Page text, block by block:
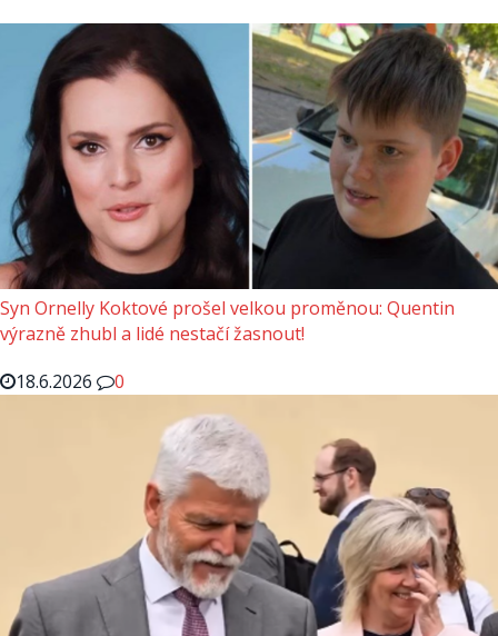
Syn Ornelly Koktové prošel velkou proměnou: Quentin
výrazně zhubl a lidé nestačí žasnout!
18.6.2026
0